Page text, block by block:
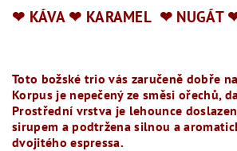
❤︎ KÁVA ❤︎ KARAMEL ❤︎ NUGÁT
Toto božské trio vás zaručeně dobře
Korpus je nepečený ze směsi ořechů,
Prostřední vrstva je lehounce
sirupem a podtržena silnou a
dvojitého espressa.